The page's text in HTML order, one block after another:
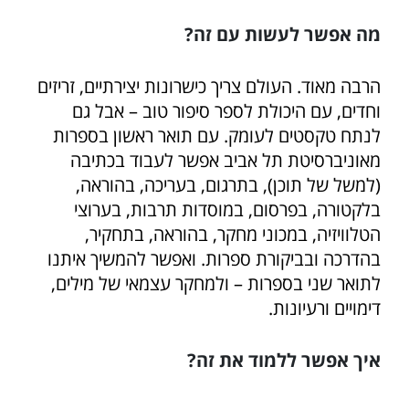
מה אפשר לעשות עם זה?
הרבה מאוד. העולם צריך כישרונות יצירתיים, זריזים
וחדים, עם היכולת לספר סיפור טוב – אבל גם
לנתח טקסטים לעומק. עם תואר ראשון בספרות
מאוניברסיטת תל אביב אפשר לעבוד בכתיבה
(למשל של תוכן), בתרגום, בעריכה, בהוראה,
בלקטורה, בפרסום, במוסדות תרבות, בערוצי
הטלוויזיה, במכוני מחקר, בהוראה, בתחקיר,
בהדרכה ובביקורת ספרות. ואפשר להמשיך איתנו
לתואר שני בספרות – ולמחקר עצמאי של מילים,
דימויים ורעיונות.
איך אפשר ללמוד את זה?